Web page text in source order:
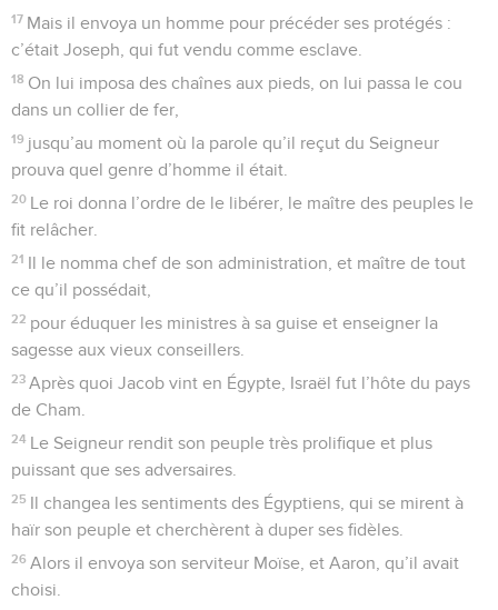
17 Mais il envoya un homme pour précéder ses protégés :
c’était Joseph, qui fut vendu comme esclave.
18 On lui imposa des chaînes aux pieds, on lui passa le cou
dans un collier de fer,
19 jusqu’au moment où la parole qu’il reçut du Seigneur
prouva quel genre d’homme il était.
20 Le roi donna l’ordre de le libérer, le maître des peuples le
fit relâcher.
21 Il le nomma chef de son administration, et maître de tout
ce qu’il possédait,
22 pour éduquer les ministres à sa guise et enseigner la
sagesse aux vieux conseillers.
23 Après quoi Jacob vint en Égypte, Israël fut l’hôte du pays
de Cham.
24 Le Seigneur rendit son peuple très prolifique et plus
puissant que ses adversaires.
25 Il changea les sentiments des Égyptiens, qui se mirent à
haïr son peuple et cherchèrent à duper ses fidèles.
26 Alors il envoya son serviteur Moïse, et Aaron, qu’il avait
choisi.